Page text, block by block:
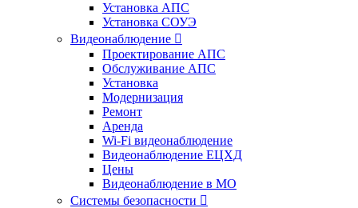
Установка АПС
Установка СОУЭ
Видеонаблюдение 
Проектирование АПС
Обслуживание АПС
Установка
Модернизация
Ремонт
Аренда
Wi-Fi видеонаблюдение
Видеонаблюдение ЕЦХД
Цены
Видеонаблюдение в МО
Системы безопасности 